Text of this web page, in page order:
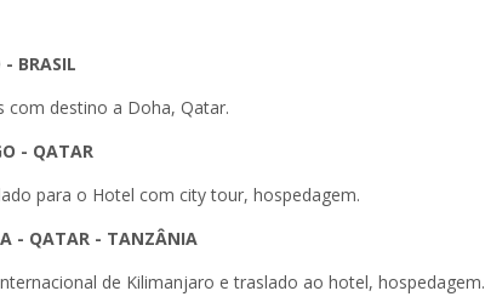
BRASIL
com destino a Doha, Qatar.
- QATAR
para o Hotel com city tour, hospedagem.
- QATAR - TANZÂNIA
de Kilimanjaro e traslado ao hotel, hospedagem.